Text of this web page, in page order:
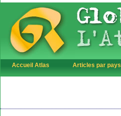
Accueil Atlas Articles par pays